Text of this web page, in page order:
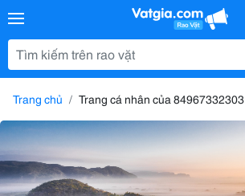
Trang chủ Trang cá nhân của 84967332303